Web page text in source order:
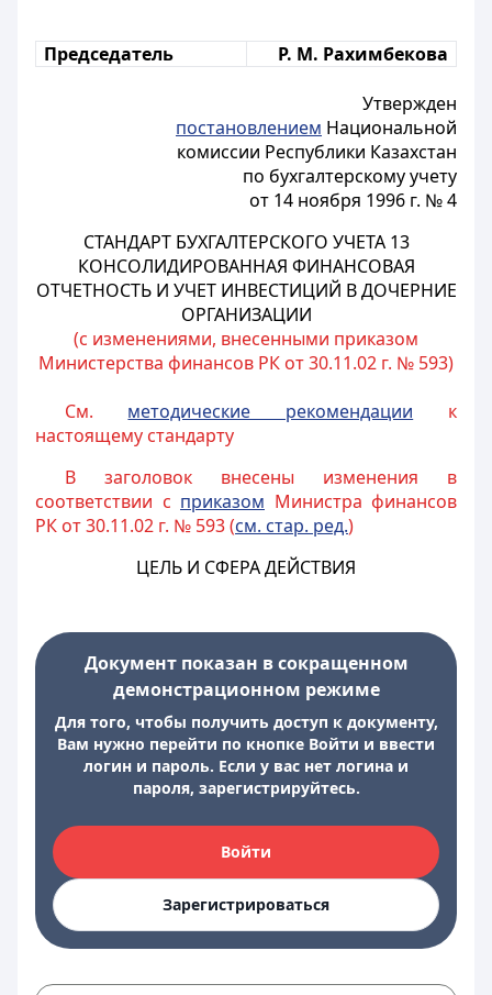
Председатель Р. М. Рахимбекова
Утвержден
постановлением Национальной
комиссии Республики Казахстан
по бухгалтерскому учету
от 14 ноября 1996 г. № 4
СТАНДАРТ БУХГАЛТЕРСКОГО УЧЕТА 13
КОНСОЛИДИРОВАННАЯ ФИНАНСОВАЯ
ОТЧЕТНОСТЬ И УЧЕТ ИНВЕСТИЦИЙ В ДОЧЕРНИЕ
ОРГАНИЗАЦИИ
(с изменениями, внесенными приказом
Министерства финансов РК от 30.11.02 г. № 593)
См. методические рекомендации к
настоящему стандарту
В заголовок внесены изменения в
соответствии с приказом Министра финансов
РК от 30.11.02 г. № 593 (см. стар. ред.)
ЦЕЛЬ И СФЕРА ДЕЙСТВИЯ
Документ показан в сокращенном
демонстрационном режиме
Для того, чтобы получить доступ к документу,
Вам нужно перейти по кнопке Войти и ввести
логин и пароль. Если у вас нет логина и
пароля, зарегистрируйтесь.
Войти
Зарегистрироваться